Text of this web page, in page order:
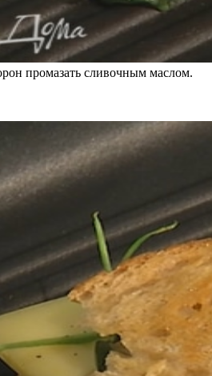
промазать сливочным маслом.